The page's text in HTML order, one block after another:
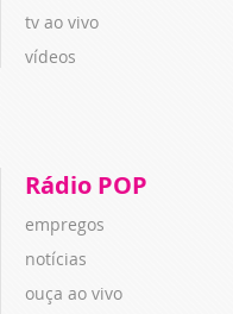
tv ao vivo
vídeos
Rádio POP
empregos
notícias
ouça ao vivo